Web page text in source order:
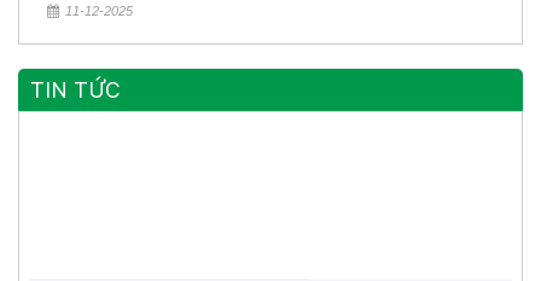
11-12-2025
TIN TỨC